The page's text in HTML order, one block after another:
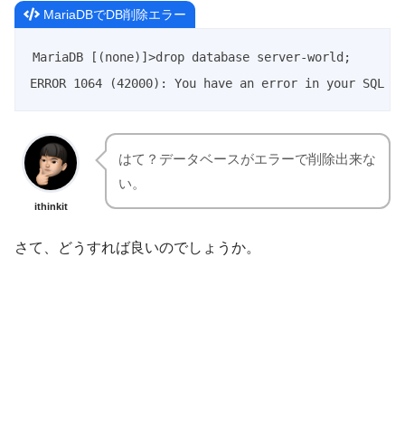
MariaDBでDB削除エラー
MariaDB [(none)]>drop database server-world;
ERROR 1064 (42000): You have an error in your
ithinkit
はて？データベースがエラーで削除出来な
い。
さて、どうすれば良いのでしょうか。